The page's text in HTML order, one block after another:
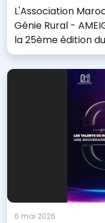
L'Association
Génie Rural -
la 25ème édition
6 mai 2026